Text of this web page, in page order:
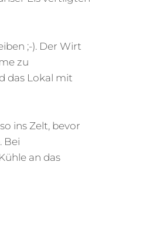
;-). Der Wirt
zu
das Lokal mit
ins Zelt, bevor
Bei
an das